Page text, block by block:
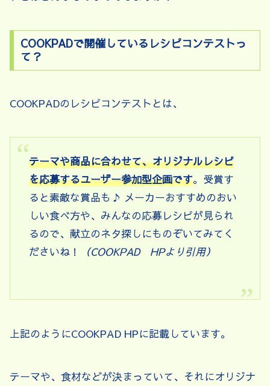
COOKPADで開催しているレシピコンテストっ
て？
COOKPADのレシピコンテストとは、
テーマや商品に合わせて、オリジナルレシピ
を応募するユーザー参加型企画です。受賞す
ると素敵な賞品も♪ メーカーおすすめのおい
しい食べ方や、みんなの応募レシピが見られ
るので、献立のネタ探しにものぞいてみてく
ださいね！
（COOKPAD HPより引用）
上記のようにCOOKPAD HPに記載しています。
テーマや、食材などが決まっていて、それにオリジナ